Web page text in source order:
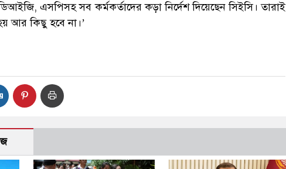
এসপিসহ সব কর্মকর্তাদের কড়া নির্দেশ দিয়েছেন সিইসি। তারাই
আর কিছু হবে না।’